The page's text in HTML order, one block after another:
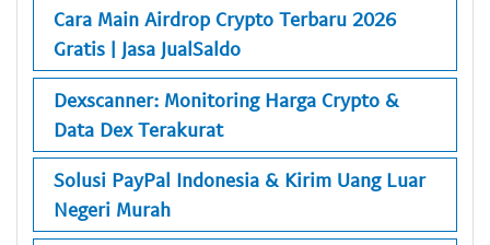
Cara Main Airdrop Crypto Terbaru 2026
Gratis | Jasa JualSaldo
Dexscanner: Monitoring Harga Crypto &
Data Dex Terakurat
Solusi PayPal Indonesia & Kirim Uang Luar
Negeri Murah